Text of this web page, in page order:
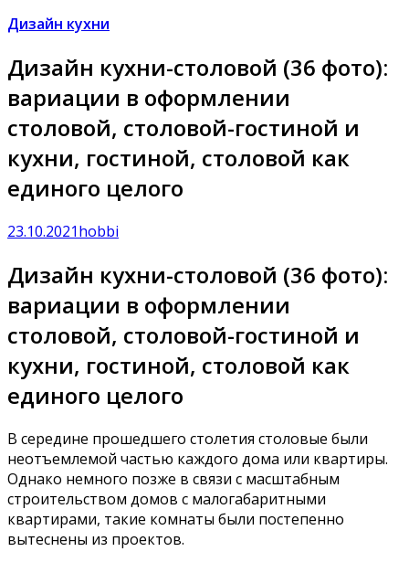
Дизайн кухни
Дизайн кухни-столовой (36 фото):
вариации в оформлении
столовой, столовой-гостиной и
кухни, гостиной, столовой как
единого целого
23.10.2021hobbi
Дизайн кухни-столовой (36 фото):
вариации в оформлении
столовой, столовой-гостиной и
кухни, гостиной, столовой как
единого целого
В середине прошедшего столетия столовые были
неотъемлемой частью каждого дома или квартиры.
Однако немного позже в связи с масштабным
строительством домов с малогабаритными
квартирами, такие комнаты были постепенно
вытеснены из проектов.